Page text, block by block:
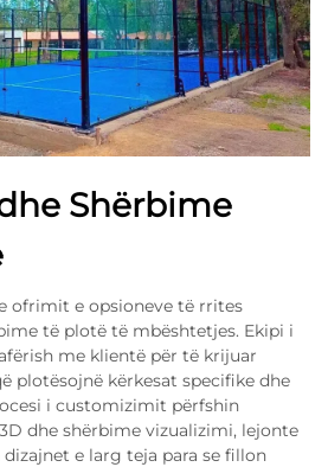
Shërbime
ofrimit e opsioneve të rrites
të plotë të mbështetjes. Ekipi i
me klientë për të krijuar
plotësojnë kërkesat specifike dhe
i customizimit përfshin
dhe shërbime vizualizimi, lejonte
e larg teja para se fillon